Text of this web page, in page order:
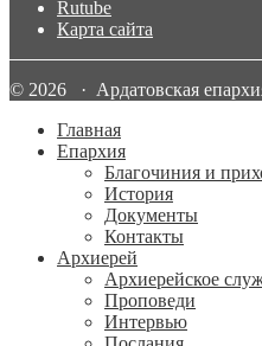
Rutube
Карта сайта
© 2026 · Ардатовская
Главная
Епархия
Благочиния и
История
Документы
Контакты
Архиерей
Архиерейское
Проповеди
Интервью